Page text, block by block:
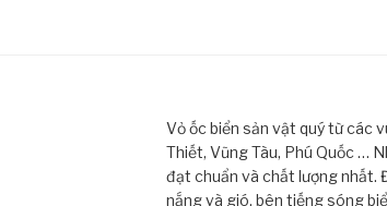
Vỏ ốc biển sản vật quý từ các
Thiết, Vũng Tàu, Phú Quốc …
đạt chuẩn và chất lượng nhất.
nắng và gió, bên tiếng sóng